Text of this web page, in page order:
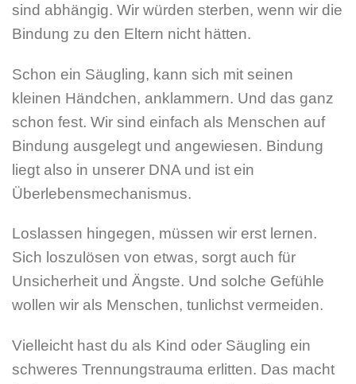
sind abhängig. Wir würden sterben, wenn wir die
Bindung zu den Eltern nicht hätten.
Schon ein Säugling, kann sich mit seinen
kleinen Händchen, anklammern. Und das ganz
schon fest. Wir sind einfach als Menschen auf
Bindung ausgelegt und angewiesen. Bindung
liegt also in unserer DNA und ist ein
Überlebensmechanismus.
Loslassen hingegen, müssen wir erst lernen.
Sich loszulösen von etwas, sorgt auch für
Unsicherheit und Ängste. Und solche Gefühle
wollen wir als Menschen, tunlichst vermeiden.
Vielleicht hast du als Kind oder Säugling ein
schweres Trennungstrauma erlitten. Das macht